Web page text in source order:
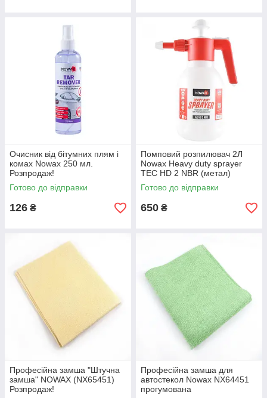
Очисник від бітумних плям і
комах Nowax 250 мл.
Розпродаж!
Готово до відправки
126 ₴
Помповий розпилювач 2Л
Nowax Heavy duty sprayer
TEC HD 2 NBR (метал)
Готово до відправки
650 ₴
Професійна замша "Штучна
замша" NOWAX (NX65451)
Розпродаж!
Професійна замша для
автостекол Nowax NX64451
прогумована